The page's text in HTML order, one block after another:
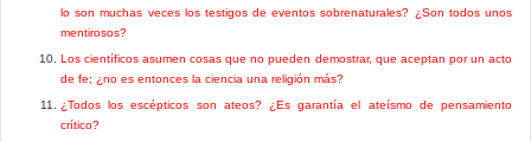
lo son muchas veces los testigos de eventos sobrenaturales? ¿Son todos unos
mentirosos?
Los científicos asumen cosas que no pueden demostrar, que aceptan por un acto
de fe; ¿no es entonces la ciencia una religión más?
¿Todos los escépticos son ateos? ¿Es garantía el ateísmo de pensamiento
crítico?